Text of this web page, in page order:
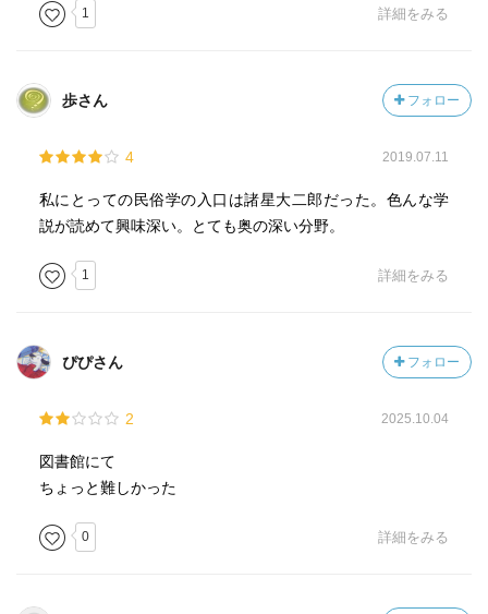
1 詳細をみる
歩さん フォロー
4 2019.07.11
私にとっての民俗学の入口は諸星大二郎だった。色んな学
説が読めて興味深い。とても奥の深い分野。
1 詳細をみる
ぴぴさん フォロー
2 2025.10.04
図書館にて
ちょっと難しかった
0 詳細をみる